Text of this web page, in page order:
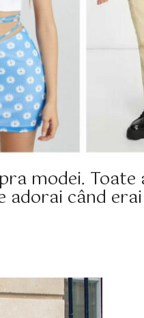
modei. Toate
adorai când